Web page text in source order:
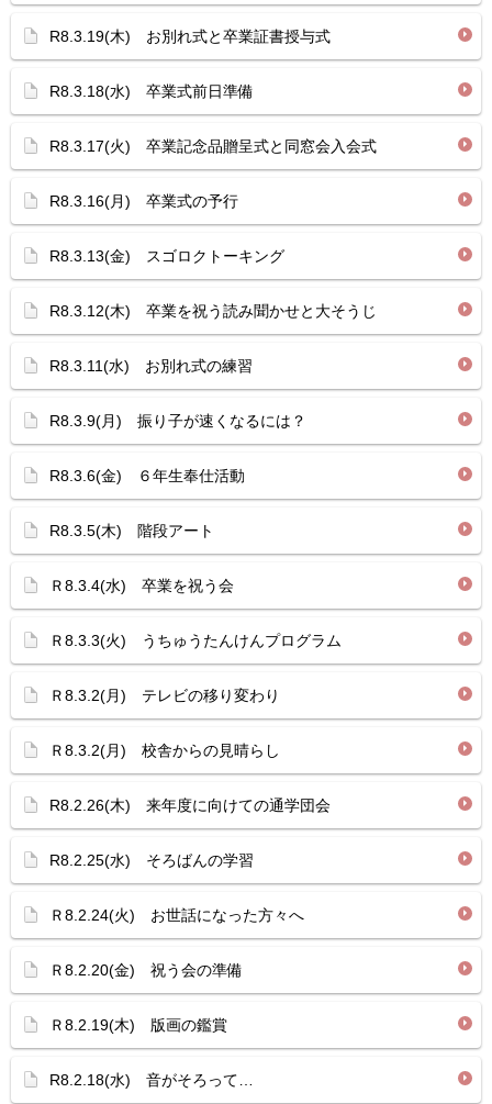
R8.3.19(木) お別れ式と卒業証書授与式
R8.3.18(水) 卒業式前日準備
R8.3.17(火) 卒業記念品贈呈式と同窓会入会式
R8.3.16(月) 卒業式の予行
R8.3.13(金) スゴロクトーキング
R8.3.12(木) 卒業を祝う読み聞かせと大そうじ
R8.3.11(水) お別れ式の練習
R8.3.9(月) 振り子が速くなるには？
R8.3.6(金) ６年生奉仕活動
R8.3.5(木) 階段アート
Ｒ8.3.4(水) 卒業を祝う会
Ｒ8.3.3(火) うちゅうたんけんプログラム
Ｒ8.3.2(月) テレビの移り変わり
Ｒ8.3.2(月) 校舎からの見晴らし
R8.2.26(木) 来年度に向けての通学団会
R8.2.25(水) そろばんの学習
Ｒ8.2.24(火) お世話になった方々へ
Ｒ8.2.20(金) 祝う会の準備
Ｒ8.2.19(木) 版画の鑑賞
R8.2.18(水) 音がそろって…